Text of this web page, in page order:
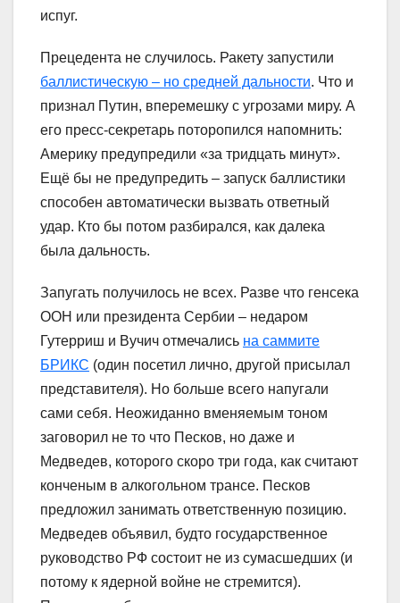
испуг.
Прецедента не случилось. Ракету запустили
баллистическую – но средней дальности. Что и
признал Путин, вперемешку с угрозами миру. А
его пресс-секретарь поторопился напомнить:
Америку предупредили «за тридцать минут».
Ещё бы не предупредить – запуск баллистики
способен автоматически вызвать ответный
удар. Кто бы потом разбирался, как далека
была дальность.
Запугать получилось не всех. Разве что генсека
ООН или президента Сербии – недаром
Гутерриш и Вучич отмечались на саммите
БРИКС (один посетил лично, другой присылал
представителя). Но больше всего напугали
сами себя. Неожиданно вменяемым тоном
заговорил не то что Песков, но даже и
Медведев, которого скоро три года, как считают
конченым в алкогольном трансе. Песков
предложил занимать ответственную позицию.
Медведев объявил, будто государственное
руководство РФ состоит не из сумасшедших (и
потому к ядерной войне не стремится).